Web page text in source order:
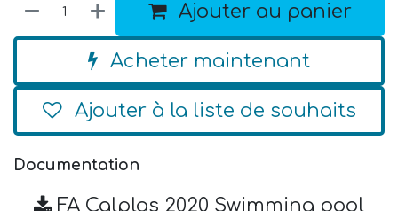
Ajouter au panier
Acheter maintenant
Ajouter à la liste de souhaits
Documentation
FA Calplas 2020 Swimming pool